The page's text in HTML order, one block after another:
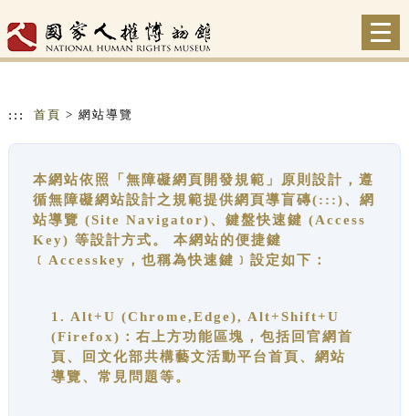
::: 首頁 > 網站導覽
本網站依照「無障礙網頁開發規範」原則設計，遵
循無障礙網站設計之規範提供網頁導盲磚(:::)、網
站導覽 (Site Navigator)、鍵盤快速鍵 (Access
Key) 等設計方式。 本網站的便捷鍵
﹝Accesskey，也稱為快速鍵﹞設定如下：
1. Alt+U (Chrome,Edge), Alt+Shift+U
(Firefox)：右上方功能區塊，包括回官網首
頁、回文化部共構藝文活動平台首頁、網站
導覽、常見問題等。